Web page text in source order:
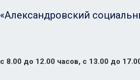
«Александровский
с 8.00 до 12.00 часов, с 13.00 до